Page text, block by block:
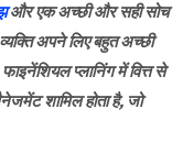
और एक अच्छी और सही सोच
अपने लिए बहुत अच्छी
प्लानिंग में वित्त से
शामिल होता है, जो